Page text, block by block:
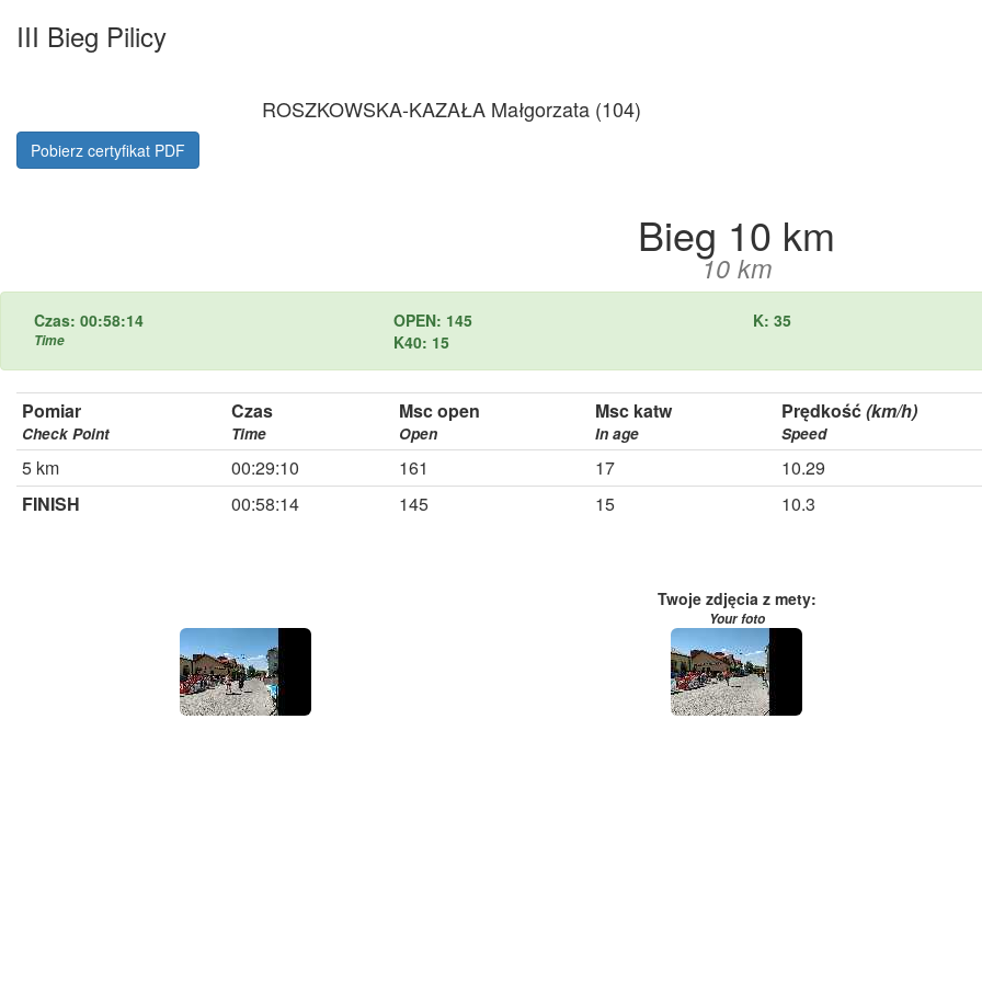
III Bieg Pilicy
ROSZKOWSKA-KAZAŁA Małgorzata (104)
Pobierz certyfikat PDF
Bieg 10 km
10 km
Czas: 00:58:14
Time
OPEN: 145
K: 35
K40: 15
Pomiar
Check Point
Czas
Time
Msc open
Open
Msc katw
In age
Prędkość(km/h)
Speed
5 km 00:29:10 161 17
10.29
FINISH
00:58:14 145 15 10.3
Twoje zdjęcia z mety:
Your foto